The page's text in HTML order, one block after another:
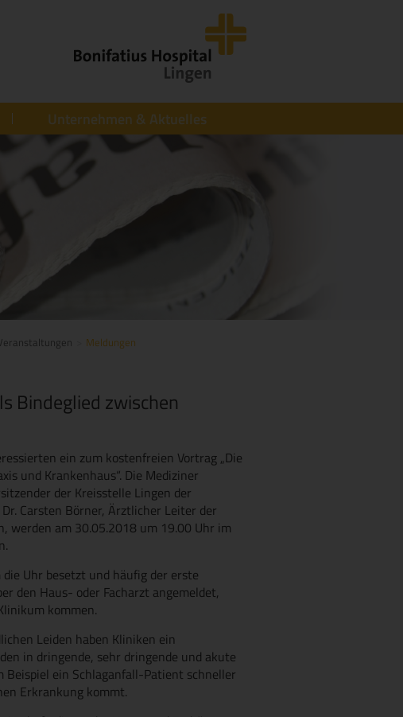
Unternehmen & Aktuelles
Meldungen
Bindeglied zwischen
ein zum kostenfreien Vortrag „Die
und Krankenhaus“. Die Mediziner
der Kreisstelle Lingen der
Carsten Börner, Ärztlicher Leiter der
werden am 30.05.2018 um 19.00 Uhr im
Uhr besetzt und häufig der erste
den Haus- oder Facharzt angemeldet,
kommen.
Leiden haben Kliniken ein
in dringende, sehr dringende und akute
Beispiel ein Schlaganfall-Patient schneller
Erkrankung kommt.